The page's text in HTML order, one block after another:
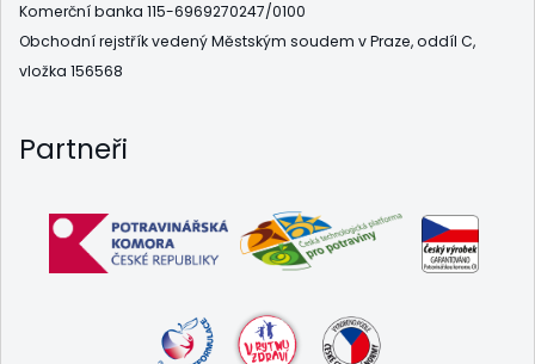
Komerční banka 115-6969270247/0100
Obchodní rejstřík vedený Městským soudem v Praze, oddíl C,
vložka 156568
Partneři